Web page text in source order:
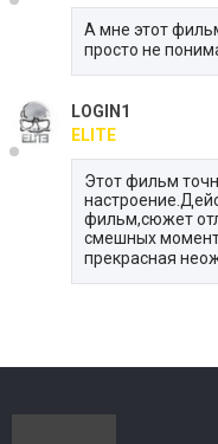
А мне этот
просто не
LOGIN1
ELITE
Этот фильм
фильм,сюжет
смешных
прекрасная